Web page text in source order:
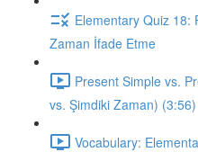
Elementary Quiz 18:
Zaman İfade Etme
Present Simple vs.
vs. Şimdiki Zaman) (3:56)
Vocabulary: